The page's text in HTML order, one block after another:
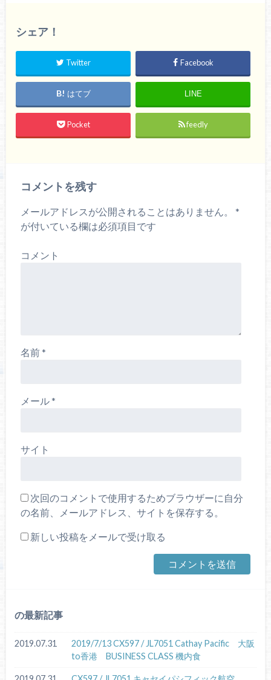
シェア！
Twitter Facebook
はてブ LINE
Pocket feedly
コメントを残す
メールアドレスが公開されることはありません。
*
が付いている欄は必須項目です
コメント
名前*
メール*
サイト
次回のコメントで使用するためブラウザーに自分
の名前、メールアドレス、サイトを保存する。
新しい投稿をメールで受け取る
の最新記事
2019.07.31
2019/7/13 CX597 / JL7051 Cathay Pacific 大阪
to香港 BUSINESS CLASS 機内食